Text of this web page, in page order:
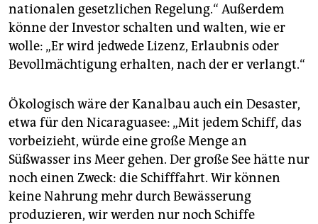
nationalen gesetzlichen Regelung.“ Außerdem
könne der Investor schalten und walten, wie er
wolle: „Er wird jedwede Lizenz, Erlaubnis oder
Bevollmächtigung erhalten, nach der er verlangt.“
Ökologisch wäre der Kanalbau auch ein Desaster,
etwa für den Nicaraguasee: „Mit jedem Schiff, das
vorbeizieht, würde eine große Menge an
Süßwasser ins Meer gehen. Der große See hätte nur
noch einen Zweck: die Schifffahrt. Wir können
keine Nahrung mehr durch Bewässerung
produzieren, wir werden nur noch Schiffe